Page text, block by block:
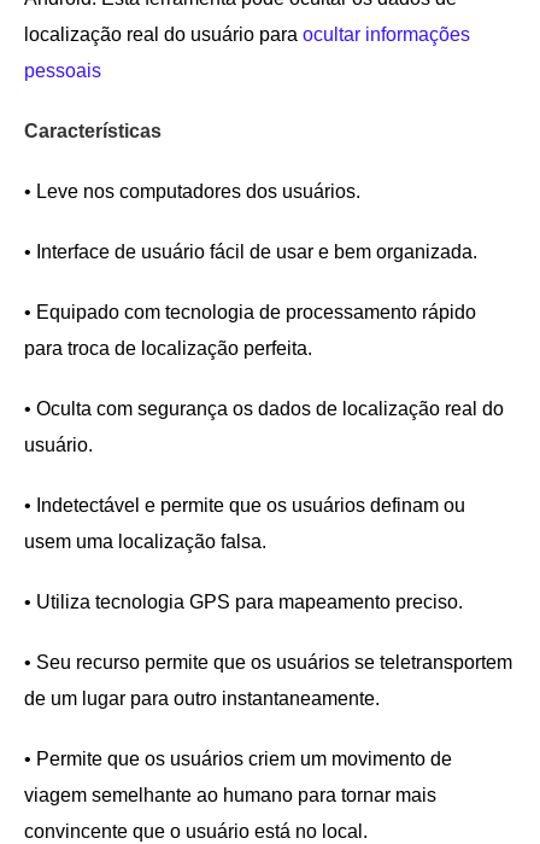
localização real do usuário para ocultar informações
pessoais
Características
• Leve nos computadores dos usuários.
• Interface de usuário fácil de usar e bem organizada.
• Equipado com tecnologia de processamento rápido
para troca de localização perfeita.
• Oculta com segurança os dados de localização real do
usuário.
• Indetectável e permite que os usuários definam ou
usem uma localização falsa.
• Utiliza tecnologia GPS para mapeamento preciso.
• Seu recurso permite que os usuários se teletransportem
de um lugar para outro instantaneamente.
• Permite que os usuários criem um movimento de
viagem semelhante ao humano para tornar mais
convincente que o usuário está no local.